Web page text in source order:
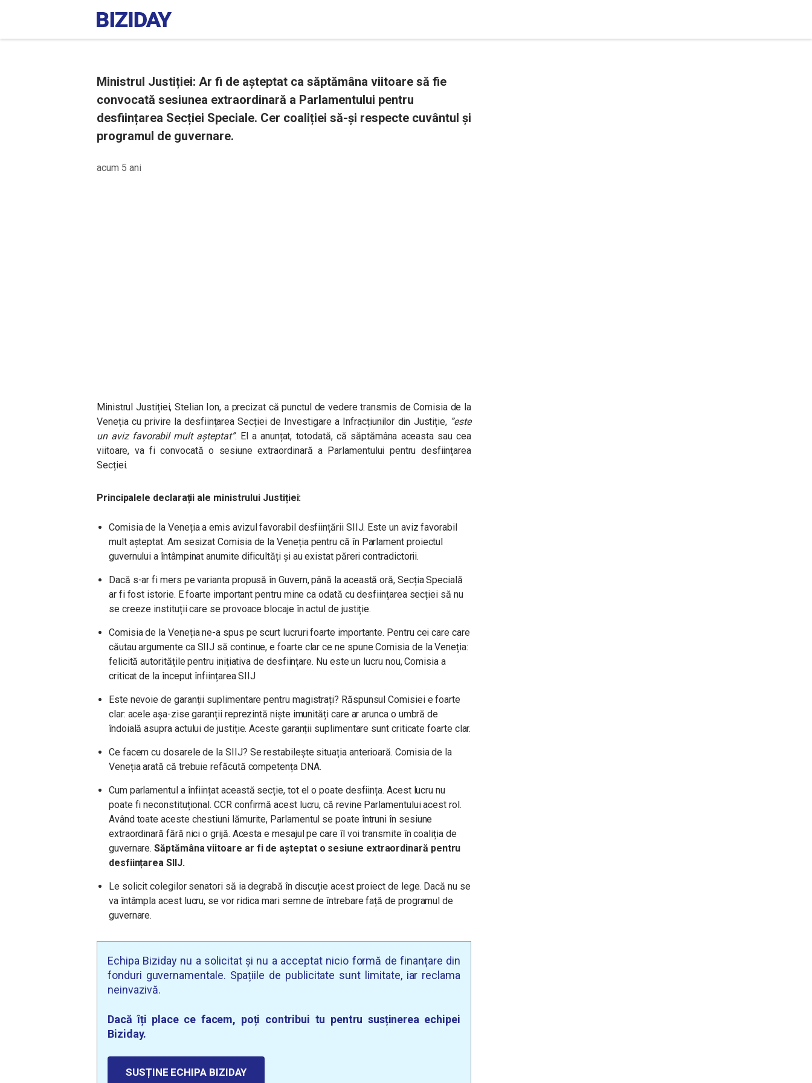
Ministrul Justiției: Ar fi de așteptat ca săptămâna viitoare să fie
convocată sesiunea extraordinară a Parlamentului pentru
desființarea Secției Speciale. Cer coaliției să-și respecte cuvântul și
programul de guvernare.
acum 5 ani
Ministrul Justiției, Stelian Ion, a precizat că punctul de vedere transmis de Comisia de la
Veneția cu privire la desființarea Secției de Investigare a Infracțiunilor din Justiție, ”este
un aviz favorabil mult așteptat”. El a anunțat, totodată, că săptămâna aceasta sau cea
viitoare, va fi convocată o sesiune extraordinară a Parlamentului pentru desființarea
Secției.
Principalele declarații ale ministrului Justiției:
Comisia de la Veneția a emis avizul favorabil desființării SIIJ. Este un aviz favorabil
mult așteptat. Am sesizat Comisia de la Veneția pentru că în Parlament proiectul
guvernului a întâmpinat anumite dificultăți și au existat păreri contradictorii.
Dacă s-ar fi mers pe varianta propusă în Guvern, până la această oră, Secția Specială
ar fi fost istorie. E foarte important pentru mine ca odată cu desființarea secției să nu
se creeze instituții care se provoace blocaje în actul de justiție.
Comisia de la Veneția ne-a spus pe scurt lucruri foarte importante. Pentru cei care care
căutau argumente ca SIIJ să continue, e foarte clar ce ne spune Comisia de la Veneția:
felicită autoritățile pentru inițiativa de desființare. Nu este un lucru nou, Comisia a
criticat de la început înființarea SIIJ
Este nevoie de garanții suplimentare pentru magistrați? Răspunsul Comisiei e foarte
clar: acele așa-zise garanții reprezintă niște imunități care ar arunca o umbră de
îndoială asupra actului de justiție. Aceste garanții suplimentare sunt criticate foarte clar.
Ce facem cu dosarele de la SIIJ? Se restabilește situația anterioară. Comisia de la
Veneția arată că trebuie refăcută competența DNA.
Cum parlamentul a înființat această secție, tot el o poate desființa. Acest lucru nu
poate fi neconstituțional. CCR confirmă acest lucru, că revine Parlamentului acest rol.
Având toate aceste chestiuni lămurite, Parlamentul se poate întruni în sesiune
extraordinară fără nici o grijă. Acesta e mesajul pe care îl voi transmite în coaliția de
guvernare.Săptămâna viitoare ar fi de așteptat o sesiune extraordinară pentru
desființarea SIIJ.
Le solicit colegilor senatori să ia degrabă în discuție acest proiect de lege. Dacă nu se
va întâmpla acest lucru, se vor ridica mari semne de întrebare față de programul de
guvernare.
Echipa Biziday nu a solicitat și nu a acceptat nicio formă de finanțare din
fonduri guvernamentale. Spațiile de publicitate sunt limitate, iar reclama
neinvazivă.
Dacă îți place ce facem, poți contribui tu pentru susținerea echipei
Biziday.
SUSȚINE ECHIPA BIZIDAY